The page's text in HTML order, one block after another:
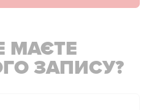
МАЄТЕ
ЗАПИСУ?